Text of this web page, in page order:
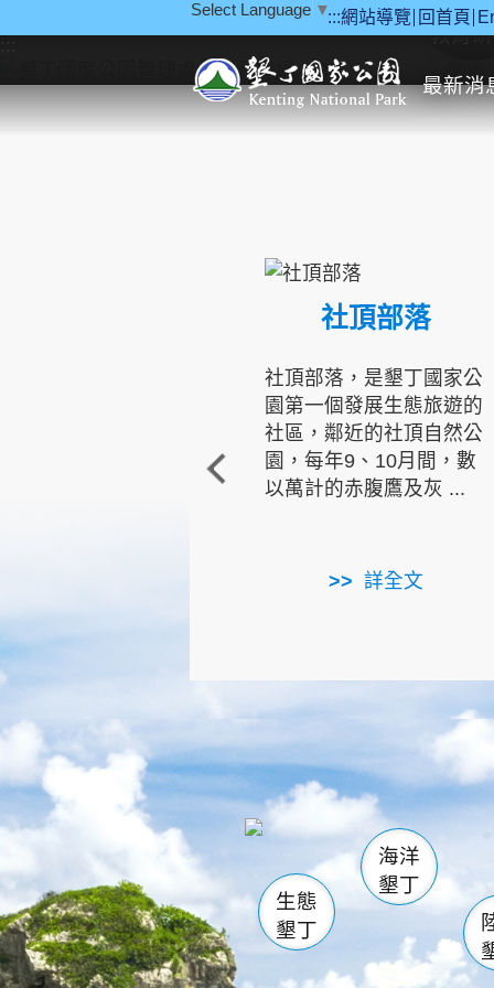
:::網站導覽 回首頁
Select Language ▼
最新消
::: 教育
社頂部落
社頂部落，是墾丁國家公
園第一個發展生態旅遊的
社區，鄰近的社頂自然公
園，每年9、10月間，數
以萬計的赤腹鷹及灰 ...
詳全文
龜山 海生館
恆春
龍鑾潭自
瓊麻館
關山
白砂
生態
墾丁
海洋
墾丁